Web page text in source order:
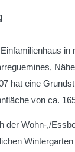
in
hat eine
von ca.
der Wohn-,/